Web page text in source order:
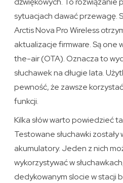
sytuacjach dawać przewagę.
Arctis Nova Pro Wireless
aktualizacje firmware. Są one
the-air (OTA). Oznacza to
słuchawek na długie lata.
pewność, że zawsze
funkcji.
Kilka słów warto powiedzieć
Testowane słuchawki
akumulatory. Jeden z nich
wykorzystywać w
dedykowanym slocie w stacji